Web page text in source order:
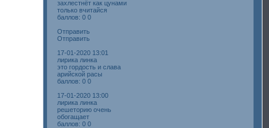
захлестнёт как цунами
только вчитайся
баллов: 0 0
Отправить
Отправить
17-01-2020 13:01
лирика линка
это гордость и слава
арийской расы
баллов: 0 0
17-01-2020 13:00
лирика линка
решеторию очень
обогащает
баллов: 0 0